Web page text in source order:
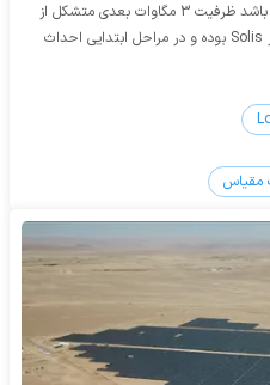
Longi 455W و اینورتر Solis 110kW می باشد ظرفیت 3 مگاوات بعدی متشکل از
پنل خورشیدی canadian Solar و اینورتر Solis بوده و در مراحل ابتدایی احداث
مقیاس